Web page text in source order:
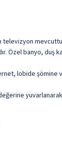
televizyon
Özel banyo, duş
lobide şömine